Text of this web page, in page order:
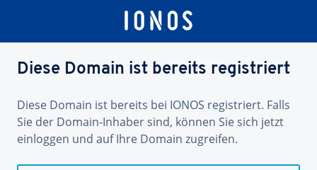
Diese Domain ist bereits registriert
Diese Domain ist bereits bei IONOS registriert. Falls
Sie der Domain-Inhaber sind, können Sie sich jetzt
einloggen und auf Ihre Domain zugreifen.